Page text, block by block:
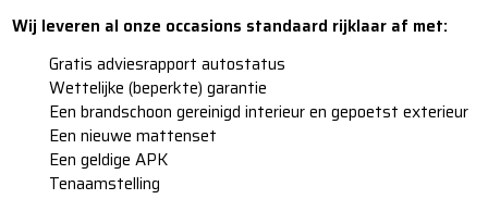
Wij leveren al onze occasions standaard rijklaar af met:
​​Gratis adviesrapport autostatus
​​​Wettelijke (beperkte) garantie
​​​​Een brandschoon gereinigd interieur en gepoetst exterieur
​​​​​Een nieuwe mattenset
​​​​​​Een geldige APK
​​​​​​Tenaamstelling